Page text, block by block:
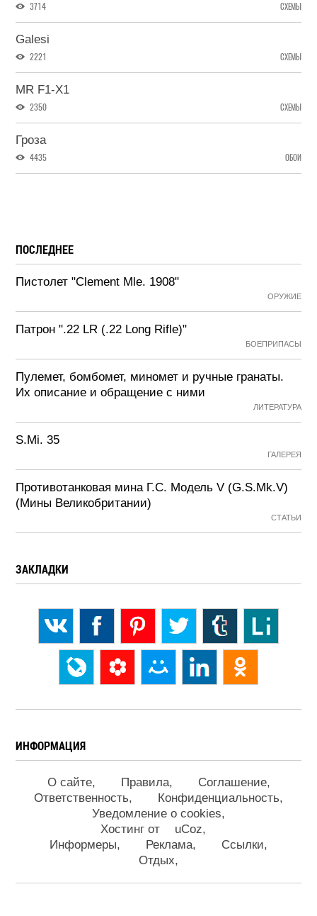
3714 СХЕМЫ
Galesi
2221 СХЕМЫ
MR F1-X1
2350 СХЕМЫ
Гроза
4435 ОБОИ
ПОСЛЕДНЕЕ
Пистолет "Clement Mle. 1908"
ОРУЖИЕ
Патрон ".22 LR (.22 Long Rifle)"
БОЕПРИПАСЫ
Пулемет, бомбомет, миномет и ручные гранаты.
Их описание и обращение с ними
ЛИТЕРАТУРА
S.Mi. 35
ГАЛЕРЕЯ
Противотанковая мина Г.С. Модель V (G.S.Mk.V)
(Мины Великобритании)
СТАТЬИ
ЗАКЛАДКИ
ИНФОРМАЦИЯ
О сайте Правила
Соглашение
Ответственность
Конфиденциальность
Уведомление о cookies
Хостинг от
uCoz
Информеры
Реклама
Ссылки
Отдых